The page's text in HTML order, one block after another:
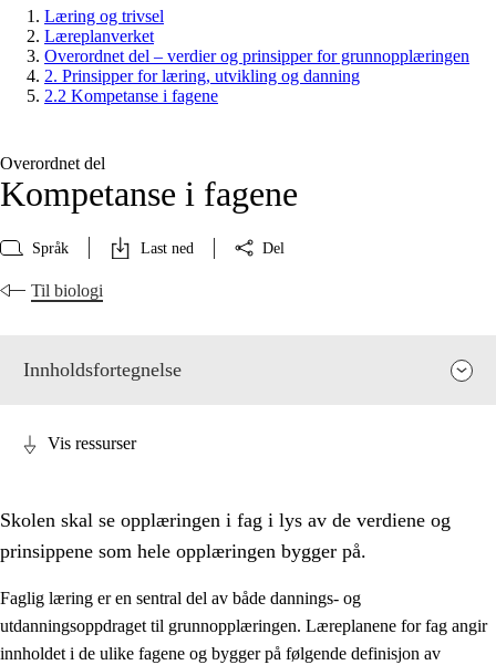
Læring og trivsel
Læreplanverket
Overordnet del – verdier og prinsipper for grunnopplæringen
2. Prinsipper for læring, utvikling og danning
2.2 Kompetanse i fagene
Overordnet del
Kompetanse i fagene
Språk Last ned Del
Til biologi
Innholdsfortegnelse
Vis ressurser
Skolen skal se opplæringen i fag i lys av de verdiene og
prinsippene som hele opplæringen bygger på.
Faglig læring er en sentral del av både dannings- og
utdanningsoppdraget til grunnopplæringen. Læreplanene for fag angir
innholdet i de ulike fagene og bygger på følgende definisjon av